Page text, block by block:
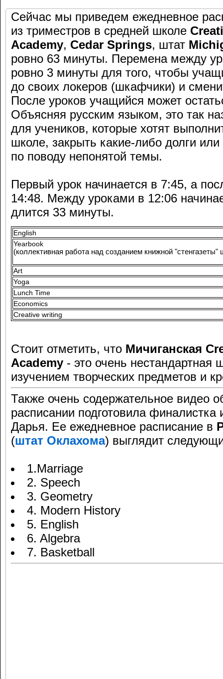
Сейчас мы приведем ежедневное
из триместров в средней школе
Academy, Cedar Springs, штат
ровно 63 минуты. Перемена между
ровно 3 минуты для того, чтобы
до своих локеров (шкафчики) и
После уроков учащийся может
Объясняя русским языком, это так
для учеников, которые хотят
школе, закрыть какие-либо долги
по поводу непонятой темы.
Первый урок начинается в 7:45, а
14:48. Между уроками в 12:06
длится 33 минуты.
English
Yearbook
(коллективная работа над созданием книжной "стенгазеты"
Art
Yoga
Lunch Time
Economics
Creative writing
Стоит отметить, что Мичиганская
Academy - это очень нестандартная
изучением творческих предметов и
Также очень содержательное видео
расписании подготовила
Дарья. Ее ежедневное расписание в
(штат Оклахома) выглядит
1.Marriage
2. Speech
3. Geometry
4. Modern History
5. English
6. Algebra
7. Basketball